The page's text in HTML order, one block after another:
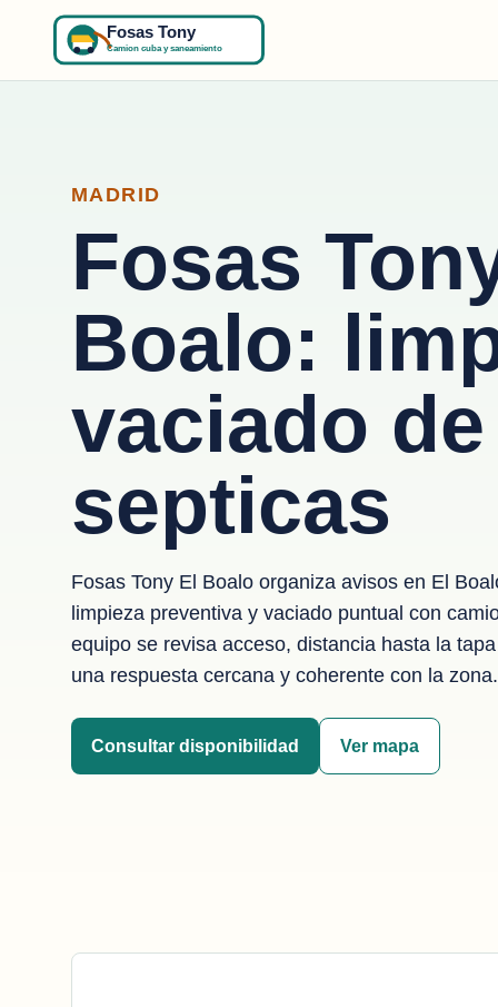
MADRID
Fosas
Boalo:
vaciado
septicas
Fosas Tony El Boalo organiza avisos en El
limpieza preventiva y vaciado puntual con
equipo se revisa acceso, distancia hasta la
una respuesta cercana y coherente con la zona.
Consultar disponibilidad Ver mapa